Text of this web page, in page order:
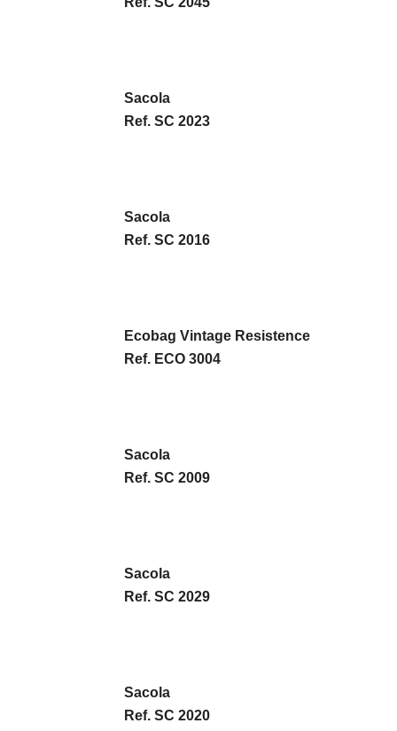
Sacola
Ref. SC 2023
Sacola
Ref. SC 2016
Ecobag Vintage Resistence
Ref. ECO 3004
Sacola
Ref. SC 2009
Sacola
Ref. SC 2029
Sacola
Ref. SC 2020